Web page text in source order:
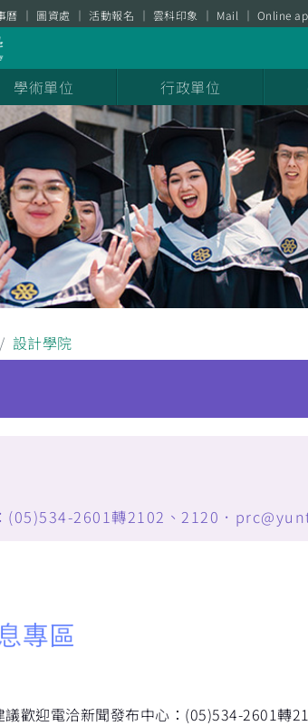
曆 圖資處 活動報名 雲科印象 Mail Online
學術單位 行政單位
設計學院
(05)534-2601轉2102、2120．
議歡迎電洽新聞發布中心：(05)534-2601轉